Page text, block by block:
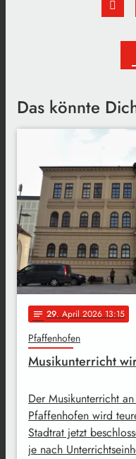
Das könnte
notes 29. April 2026 13:15
Pfaffenhofen
Musikunterricht
Der Musikunterricht
Pfaffenhofen wird
Stadtrat jetzt
je nach